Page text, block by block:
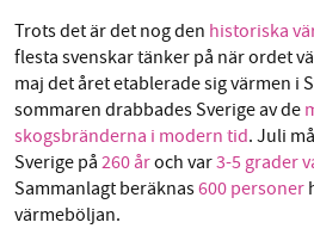
Trots det är det nog den historiska
flesta svenskar tänker på när ordet
maj det året etablerade sig värmen i
sommaren drabbades Sverige av de
skogsbränderna i modern tid. Juli
Sverige på 260 åroch var3-5 grader
Sammanlagt beräknas600 personer
värmeböljan.
1231368703
Läs vad vi vill